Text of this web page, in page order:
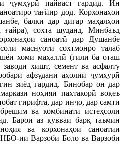
ҷумҳурӣ пайваст гардид. Ин
тағйир дод. Корхонаҳои
балки дар дигар маҳалҳои
сохта шуданд. Минбаъд
саноатӣ дар Душанбе
маснуоти сохтмонро талаб
хоми маҳаллӣ (гили ба оташ
заводи хишт, семент ва асфалту
афзудани аҳолии ҷумҳурӣ
зиёд гардид. Бинобар он дар
ноҳияи пахтакорӣ воқеъ
гирифта, дар инҷо, дар самти
ва комбинати истеҳсоли
Барои аз қувваи барқ таъмин
ва корхонаҳои саноатии
ии Варзоби Боло ва Варзоби